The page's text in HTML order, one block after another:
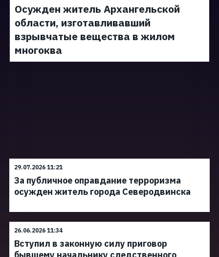
Осужден житель Архангельской
области, изготавливавший
взрывчатые вещества в жилом
многоква
29.07.2026 11:21
За публичное оправдание терроризма
осужден житель города Северодвинска
26.06.2026 11:34
Вступил в законную силу приговор